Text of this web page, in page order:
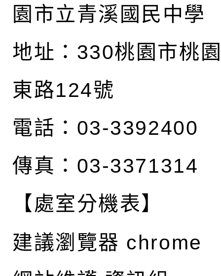
園市立青溪國民中學
地址： 330桃園市桃
東路124號
電話：03-3392400
傳真：03-3371314
【處室分機表】
建議瀏覽器 chrome